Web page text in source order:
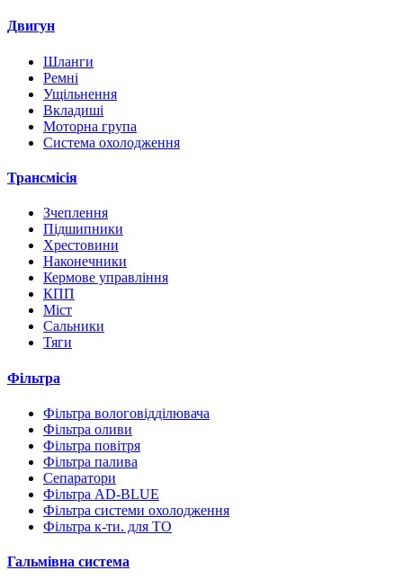
Двигун
Шланги
Ремні
Ущільнення
Вкладиші
Моторна група
Система охолодження
Трансмісія
Зчеплення
Підшипники
Хрестовини
Наконечники
Кермове управління
КПП
Міст
Сальники
Тяги
Фільтра
Фільтра вологовідділювача
Фільтра оливи
Фільтра повітря
Фільтра палива
Сепаратори
Фільтра AD-BLUE
Фільтра системи охолодження
Фільтра к-ти. для ТО
Гальмівна система